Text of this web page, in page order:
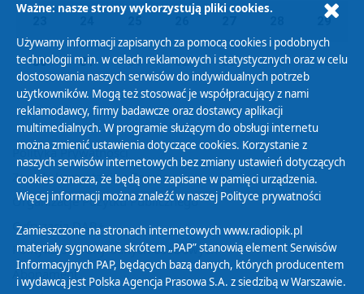
29
30 31 01 02 03 04 05
Polityka Prywatności
Zasady korzystania z Serwisu
Organizacje Pożytku Publicznego
Cyfryzacja DAB+
Polityka ochrony danych osobowych
Abonament
Ważne: nasze strony wykorzystują pliki cookies.
Używamy informacji zapisanych za pomocą cookies i podobnych
technologii m.in. w celach reklamowych i statystycznych oraz w celu
dostosowania naszych serwisów do indywidualnych potrzeb
użytkowników. Mogą też stosować je współpracujący z nami
reklamodawcy, firmy badawcze oraz dostawcy aplikacji
multimedialnych. W programie służącym do obsługi internetu
można zmienić ustawienia dotyczące cookies. Korzystanie z
naszych serwisów internetowych bez zmiany ustawień dotyczących
cookies oznacza, że będą one zapisane w pamięci urządzenia.
Więcej informacji można znaleźć w naszej Polityce prywatności
Zamieszczone na stronach internetowych www.radiopik.pl
materiały sygnowane skrótem „PAP” stanowią element Serwisów
Informacyjnych PAP, będących bazą danych, których producentem
i wydawcą jest Polska Agencja Prasowa S.A. z siedzibą w Warszawie.